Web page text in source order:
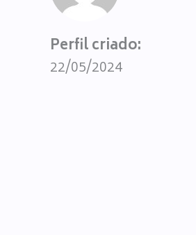
Perfil criado:
22/05/2024